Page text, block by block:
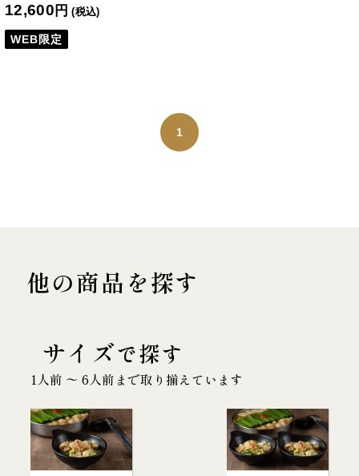
12,600 円 (税込)
WEB限定
1
他の商品を探す
サイズで探す
1人前 〜 6人前まで取り揃えています